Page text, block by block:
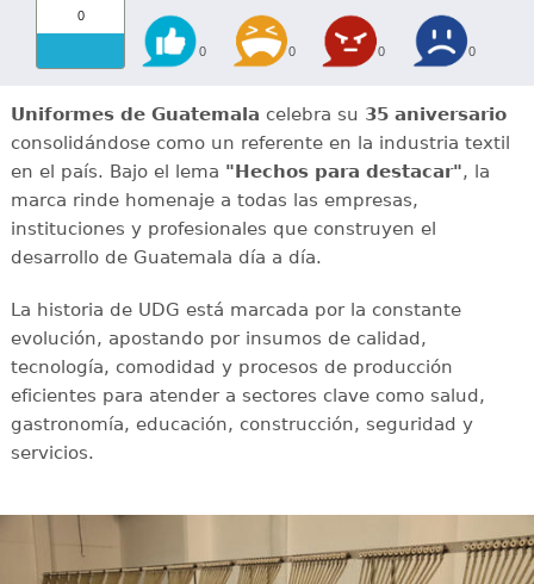
0
0 0 0 0
Uniformes de Guatemala celebra su 35 aniversario
consolidándose como un referente en la industria textil
en el país. Bajo el lema "Hechos para destacar", la
marca rinde homenaje a todas las empresas,
instituciones y profesionales que construyen el
desarrollo de Guatemala día a día.
La historia de UDG está marcada por la constante
evolución, apostando por insumos de calidad,
tecnología, comodidad y procesos de producción
eficientes para atender a sectores clave como salud,
gastronomía, educación, construcción, seguridad y
servicios.